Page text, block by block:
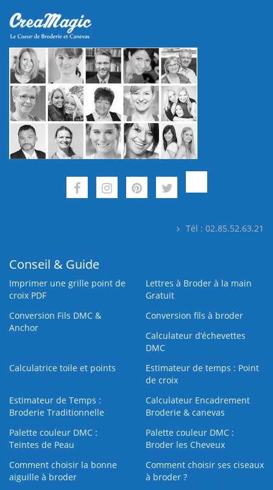
Tél : 02.85.52.63.21
Conseil & Guide
Imprimer une grille point de
croix PDF
Lettres à Broder à la main
Gratuit
Conversion Fils DMC &
Anchor
Conversion fils à broder
Calculateur d’échevettes
DMC
Calculatrice toile et points
Estimateur de temps : Point
de croix
Estimateur de Temps :
Broderie Traditionnelle
Calculateur Encadrement
Broderie & canevas
Palette couleur DMC :
Teintes de Peau
Palette couleur DMC :
Broder les Cheveux
Comment choisir la bonne
aiguille à broder
Comment choisir ses ciseaux
à broder ?